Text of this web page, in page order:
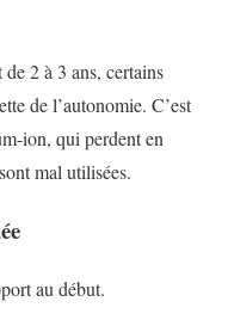
2 à 3 ans, certains
de l’autonomie. C’est
ion, qui perdent en
mal utilisées.
au début.